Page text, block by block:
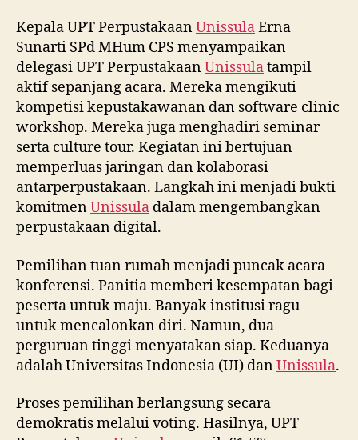
Kepala UPT PerpustakaanUnissulaErna
Sunarti SPd MHum CPS menyampaikan
delegasi UPT PerpustakaanUnissulatampil
aktif sepanjang acara. Mereka mengikuti
kompetisi kepustakawanan dan software clinic
workshop. Mereka juga menghadiri seminar
serta culture tour. Kegiatan ini bertujuan
memperluas jaringan dan kolaborasi
antarperpustakaan. Langkah ini menjadi bukti
komitmenUnissula dalam mengembangkan
perpustakaan digital.
Pemilihan tuan rumah menjadi puncak acara
konferensi. Panitia memberi kesempatan bagi
peserta untuk maju. Banyak institusi ragu
untuk mencalonkan diri. Namun, dua
perguruan tinggi menyatakan siap. Keduanya
adalah Universitas Indonesia (UI) danUnissula.
Proses pemilihan berlangsung secara
demokratis melalui voting. Hasilnya, UPT